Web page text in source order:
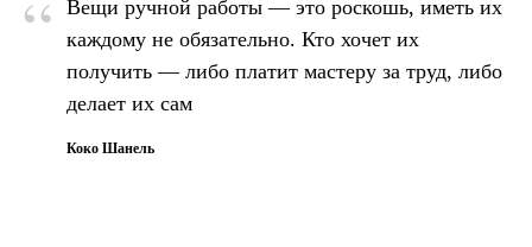
“
Вещи ручной работы — это роскошь, иметь их
каждому не обязательно. Кто хочет их
получить — либо платит мастеру за труд, либо
делает их сам
Коко Шанель